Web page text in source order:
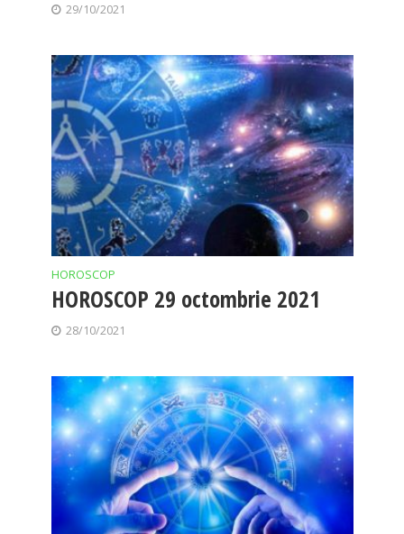
29/10/2021
HOROSCOP
HOROSCOP 29 octombrie 2021
28/10/2021